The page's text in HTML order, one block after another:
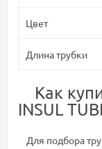
Цвет
Длина трубки
Как
INSUL
Для подбора